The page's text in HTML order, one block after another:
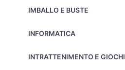
IMBALLO E BUSTE
INFORMATICA
INTRATTENIMENTO E GIOCHI